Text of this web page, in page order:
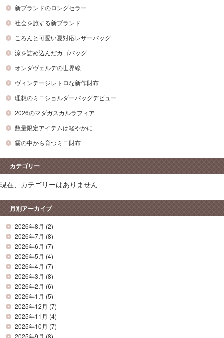
新ブランドのロングセラー
社会を旅する新ブランド
ころんと可愛い夏対応レザーバッグ
涼を詰め込んだカゴバッグ
オンダヴェルデの世界線
ヴィンテージレトロな新作財布
理想のミニショルダーバッグデビュー
2026のマダガスカルラフィア
数量限定アイテムは軽やかに
霧の中から育つミニ財布
カテゴリー
現在、カテゴリーはありません
月別アーカイブ
2026年8月 (2)
2026年7月 (8)
2026年6月 (7)
2026年5月 (4)
2026年4月 (7)
2026年3月 (8)
2026年2月 (6)
2026年1月 (5)
2025年12月 (7)
2025年11月 (4)
2025年10月 (7)
2025年9月 (8)